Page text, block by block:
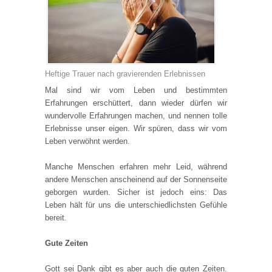
Heftige Trauer nach gravierenden Erlebnissen
Mal sind wir vom Leben und bestimmten
Erfahrungen erschüttert, dann wieder dürfen wir
wundervolle Erfahrungen machen, und nennen tolle
Erlebnisse unser eigen. Wir spüren, dass wir vom
Leben verwöhnt werden.
Manche Menschen erfahren mehr Leid, während
andere Menschen anscheinend auf der Sonnenseite
geborgen wurden. Sicher ist jedoch eins: Das
Leben hält für uns die unterschiedlichsten Gefühle
bereit.
Gute Zeiten
Gott sei Dank gibt es aber auch die guten Zeiten.